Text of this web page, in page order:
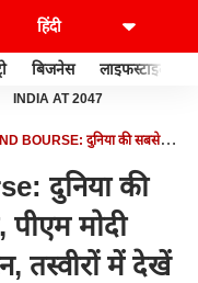
बिजनेस लाइफस्टाइल
INDIA AT 2047
BOURSE: दुनिया की सबसे
दुनिया की
मोदी
तस्वीरों में देखें